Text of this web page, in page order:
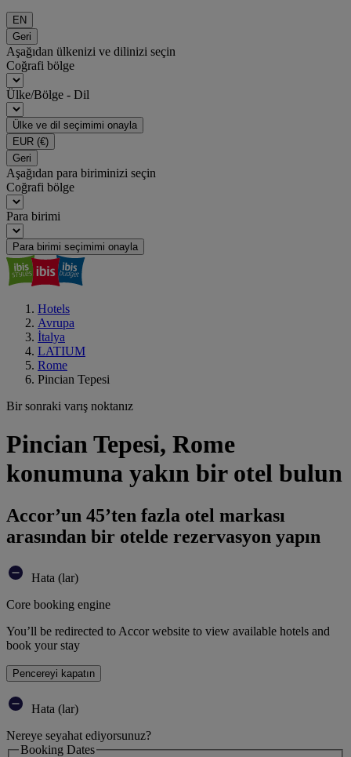
EN
Geri
Aşağıdan ülkenizi ve dilinizi seçin
Coğrafi bölge
Ülke/Bölge - Dil
Ülke ve dil seçimimi onayla
EUR (€)
Geri
Aşağıdan para biriminizi seçin
Coğrafi bölge
Para birimi
Para birimi seçimimi onayla
Hotels
Avrupa
İtalya
LATIUM
Rome
Pincian Tepesi
Bir sonraki varış noktanız
Pincian Tepesi, Rome
konumuna yakın bir otel bulun
Accor’un 45’ten fazla otel markası
arasından bir otelde rezervasyon yapın
Hata (lar)
Core booking engine
You’ll be redirected to Accor website to view available hotels and
book your stay
Pencereyi kapatın
Hata (lar)
Nereye seyahat ediyorsunuz?
Booking Dates